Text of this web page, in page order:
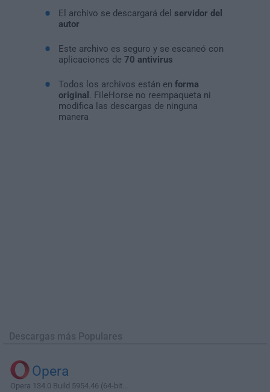
El archivo se descargará del servidor del
autor
Este archivo es seguro y se escaneó con
aplicaciones de 70 antivirus
Todos los archivos están en forma
original
. FileHorse no reempaqueta ni
modifica las descargas de ninguna
manera
Descargas más Populares
Opera
Opera 134.0 Build 5954.46 (64-bit...